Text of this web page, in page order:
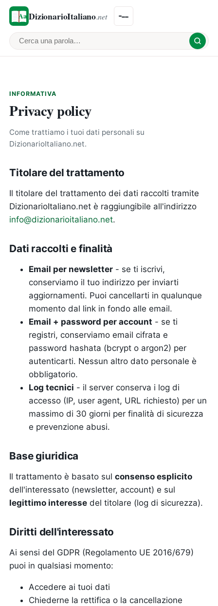
DizionarioItaliano.net
Cerca una parola
INFORMATIVA
Privacy policy
Come trattiamo i tuoi dati personali su
DizionarioItaliano.net.
Titolare del trattamento
Il titolare del trattamento dei dati raccolti tramite
DizionarioItaliano.net è raggiungibile all'indirizzo
info@dizionarioitaliano.net.
Dati raccolti e finalità
Email per newsletter - se ti iscrivi,
conserviamo il tuo indirizzo per inviarti
aggiornamenti. Puoi cancellarti in qualunque
momento dal link in fondo alle email.
Email + password per account - se ti
registri, conserviamo email cifrata e
password hashata (bcrypt o argon2) per
autenticarti. Nessun altro dato personale è
obbligatorio.
Log tecnici - il server conserva i log di
accesso (IP, user agent, URL richiesto) per un
massimo di 30 giorni per finalità di sicurezza
e prevenzione abusi.
Base giuridica
Il trattamento è basato sulconsenso esplicito
dell'interessato (newsletter, account) e sul
legittimo interesse del titolare (log di sicurezza).
Diritti dell'interessato
Ai sensi del GDPR (Regolamento UE 2016/679)
puoi in qualsiasi momento:
Accedere ai tuoi dati
Chiederne la rettifica o la cancellazione